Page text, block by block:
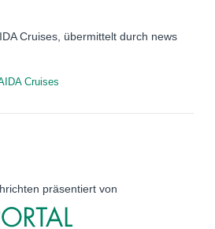
Cruises, übermittelt durch news
Cruises
präsentiert von